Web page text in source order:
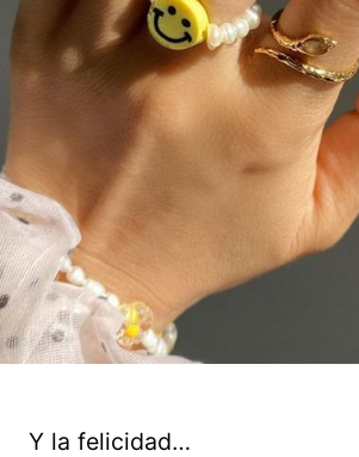
Y la felicidad…